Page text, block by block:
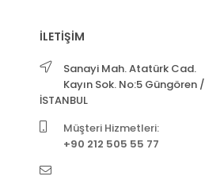
İLETİŞİM
Sanayi Mah. Atatürk Cad.
Kayın Sok. No:5 Güngören /
İSTANBUL
Müşteri Hizmetleri:
+90 212 505 55 77